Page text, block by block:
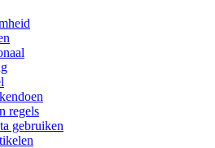
regels
gebruiken